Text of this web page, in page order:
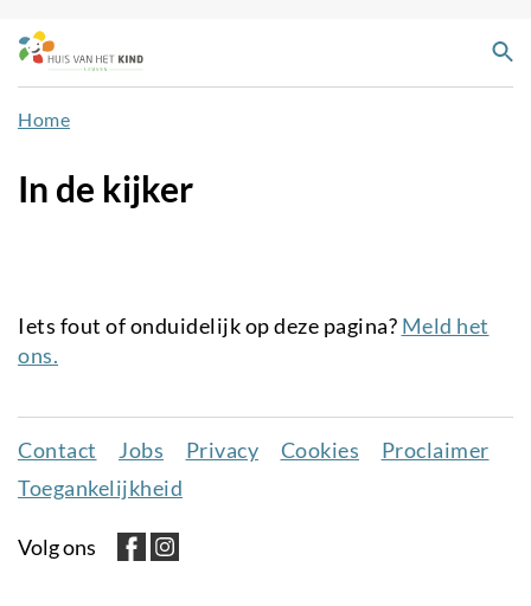
Overslaan
en
naar
de
gaan
Home
In de kijker
Iets fout of onduidelijk op deze pagina? Meld het
ons.
Juridisch
menu
Contact Jobs Privacy Cookies
Proclaimer
Toegankelijkheid
Volg ons